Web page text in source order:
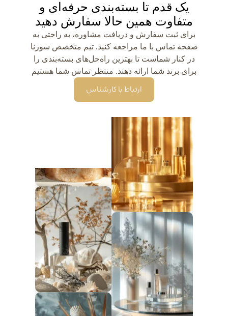
یک قدم تا بسته‌بندی حرفه‌ای و
متفاوت همین حالا سفارش دهید
برای ثبت سفارش و دریافت مشاوره، به راحتی به
صفحه تماس با ما مراجعه کنید. تیم متخصص سورنا
در کنار شماست تا بهترین راه‌حل‌های بسته‌بندی را
برای برند شما ارائه دهند. منتظر تماس شما هستیم
ارتباط با کارشناس